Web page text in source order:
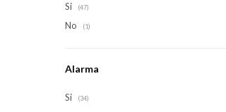
Si (47)
No (1)
Alarma
Si (34)